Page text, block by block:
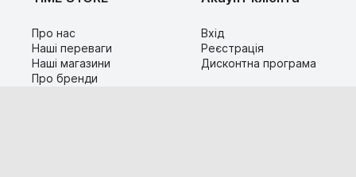
Про нас
Наші переваги
Наші магазини
Про бренди
Вхід
Реєстрація
Дисконтна програма